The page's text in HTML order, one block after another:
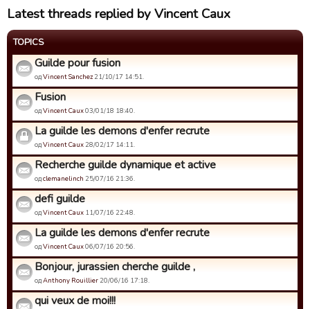
Latest threads replied by Vincent Caux
TOPICS
Guilde pour fusion
одVincent Sanchez21/10/17 14:51.
Fusion
одVincent Caux03/01/18 18:40.
La guilde les demons d'enfer recrute
одVincent Caux 28/02/17 14:11.
Recherche guilde dynamique et active
одclemanelinch 25/07/16 21:36.
defi guilde
одVincent Caux 11/07/16 22:48.
La guilde les demons d'enfer recrute
одVincent Caux06/07/16 20:56.
Bonjour, jurassien cherche guilde ,
одAnthony Rouillier 20/06/16 17:18.
qui veux de moi!!!